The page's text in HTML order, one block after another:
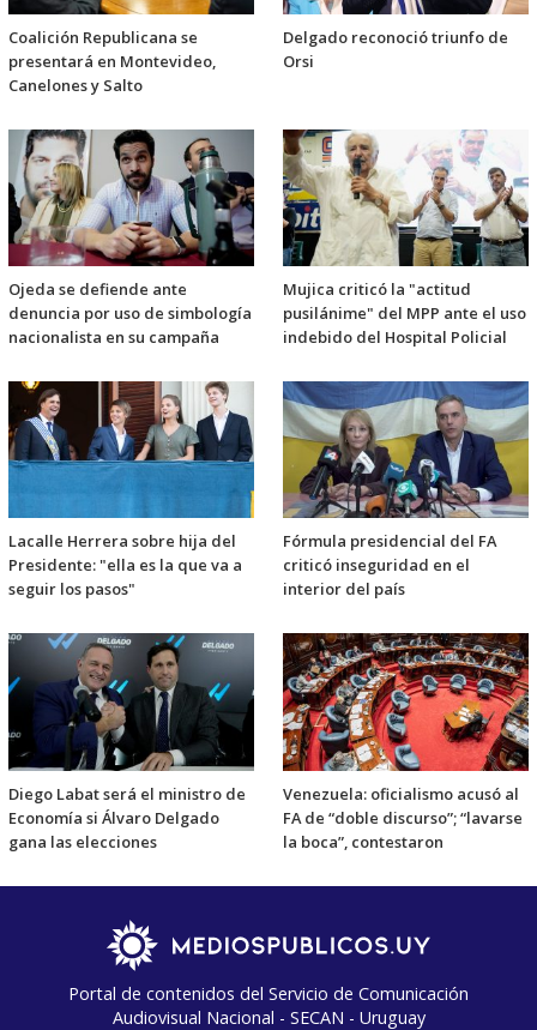
Coalición Republicana se
presentará en Montevideo,
Canelones y Salto
Delgado reconoció triunfo de
Orsi
Ojeda se defiende ante
denuncia por uso de simbología
nacionalista en su campaña
Mujica criticó la "actitud
pusilánime" del MPP ante el uso
indebido del Hospital Policial
Lacalle Herrera sobre hija del
Presidente: "ella es la que va a
seguir los pasos"
Fórmula presidencial del FA
criticó inseguridad en el
interior del país
Diego Labat será el ministro de
Economía si Álvaro Delgado
gana las elecciones
Venezuela: oficialismo acusó al
FA de “doble discurso”; “lavarse
la boca”, contestaron
Portal de contenidos del Servicio de Comunicación
Audiovisual Nacional - SECAN - Uruguay